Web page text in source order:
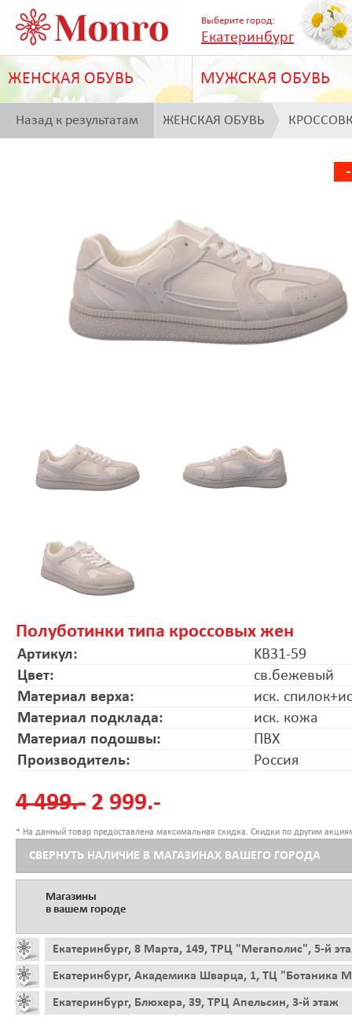
Выберите город:
Екатеринбург
ЖЕНСКАЯ ОБУВЬ МУЖСКАЯ ОБУВЬ
Назад к результатам ЖЕНСКАЯ ОБУВЬ
Полуботинки типа кроссовых жен
Артикул:
KB31-59
Цвет:
св.бежевый
Материал верха:
иск.
Материал подклада:
иск. кожа
Материал подошвы:
ПВХ
Производитель:
Россия
4 499.- 2 999.-
* На данный товар предоставлена максимальная скидка. Скидки по другим
СВЕРНУТЬ НАЛИЧИЕ В МАГАЗИНАХ ВАШЕГО ГОРОДА
Магазины
в вашем городе
Екатеринбург, 8 Марта, 149, ТРЦ "Мегаполис", 5-й
Екатеринбург, Академика Шварца, 1, ТЦ "Ботаника
Екатеринбург, Блюхера, 39, ТРЦ Апельсин, 3-й этаж